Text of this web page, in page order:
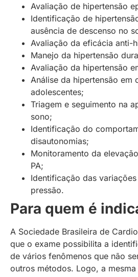
Avaliação de hipertensão
Identificação de
ausência de descenso no
Avaliação da eficácia anti-
Manejo da hipertensão
Avaliação da hipertensão
Análise da hipertensão em
adolescentes;
Triagem e seguimento na
sono;
Identificação do
disautonomias;
Monitoramento da
PA;
Identificação das
pressão.
Para quem é
A Sociedade Brasileira de
que o exame possibilita a
de vários fenômenos que não
outros métodos. Logo, a